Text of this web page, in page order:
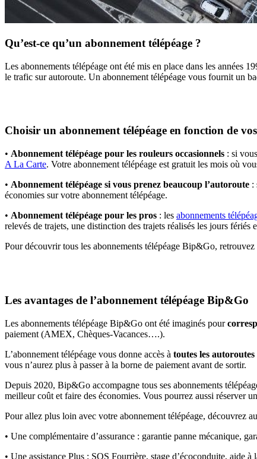
Qu’est-ce qu’un abonnement télépéage ?
Les abonnements télépéage ont été mis en place dans les années
le trafic sur autoroute. Un abonnement télépéage vous fournit un
Choisir un abonnement télépéage en fonction de
• Abonnement télépéage pour les rouleurs occasionnels : si
A La Carte. Votre abonnement télépéage est gratuit les mois où
• Abonnement télépéage si vous prenez beaucoup l’autoroute :
économies sur votre abonnement télépéage.
• Abonnement télépéage pour les pros : les abonnements
relevés de trajets, une distinction des trajets réalisés les jours
Pour découvrir tous les abonnements télépéage Bip&Go,
Les avantages de l’abonnement télépéage Bip&Go
Les abonnements télépéage Bip&Go ont été imaginés pour
paiement (AMEX, Chèques-Vacances….).
L’abonnement télépéage vous donne accès à toutes les
vous n’aurez plus à passer à la borne de paiement avant de sortir.
Depuis 2020, Bip&Go accompagne tous ses abonnements
meilleur coût et faire des économies. Vous pourrez aussi réserver
Pour allez plus loin avec votre abonnement télépéage, découvrez
• Une complémentaire d’assurance : garantie panne mécanique,
• Une assistance Plus : SOS Fourrière, stage d’écoconduite, aide